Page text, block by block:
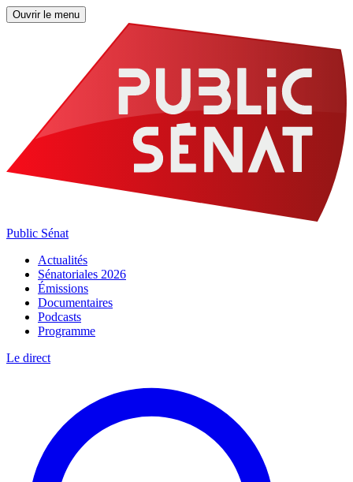
Ouvrir le menu
Public Sénat
Actualités
Sénatoriales 2026
Émissions
Documentaires
Podcasts
Programme
Le direct